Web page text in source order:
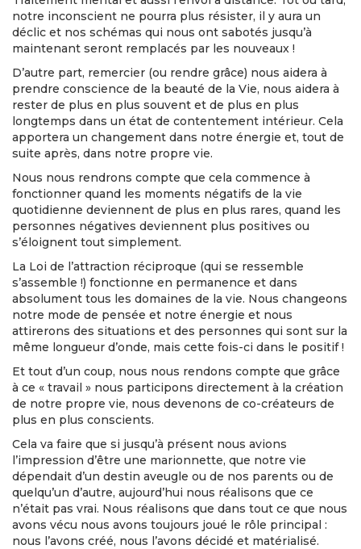
notre inconscient ne pourra plus résister, il y aura un
déclic et nos schémas qui nous ont sabotés jusqu’à
maintenant seront remplacés par les nouveaux !
D’autre part, remercier (ou rendre grâce) nous aidera à
prendre conscience de la beauté de la Vie, nous aidera à
rester de plus en plus souvent et de plus en plus
longtemps dans un état de contentement intérieur. Cela
apportera un changement dans notre énergie et, tout de
suite après, dans notre propre vie.
Nous nous rendrons compte que cela commence à
fonctionner quand les moments négatifs de la vie
quotidienne deviennent de plus en plus rares, quand les
personnes négatives deviennent plus positives ou
s’éloignent tout simplement.
La Loi de l’attraction réciproque (qui se ressemble
s’assemble !) fonctionne en permanence et dans
absolument tous les domaines de la vie. Nous changeons
notre mode de pensée et notre énergie et nous
attirerons des situations et des personnes qui sont sur la
même longueur d’onde, mais cette fois-ci dans le positif !
Et tout d’un coup, nous nous rendons compte que grâce
à ce « travail » nous participons directement à la création
de notre propre vie, nous devenons de co-créateurs de
plus en plus conscients.
Cela va faire que si jusqu’à présent nous avions
l’impression d’être une marionnette, que notre vie
dépendait d’un destin aveugle ou de nos parents ou de
quelqu’un d’autre, aujourd’hui nous réalisons que ce
n’était pas vrai. Nous réalisons que dans tout ce que nous
avons vécu nous avons toujours joué le rôle principal :
nous l’avons créé, nous l’avons décidé et matérialisé.